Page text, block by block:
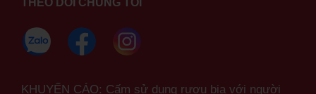
THEO DÕI CHÚNG TÔI
KHUYẾN CÁO: Cấm sử dụng rượu bia với người